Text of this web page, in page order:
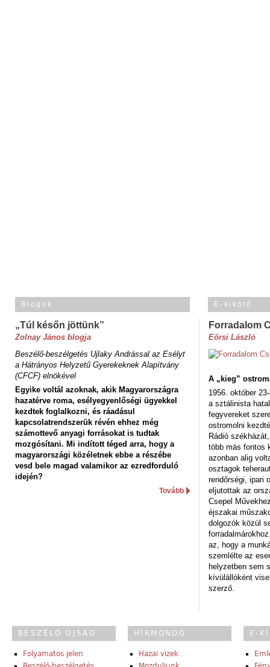
Blogok
„Túl későn jöttünk”
Zolnay János blogja
Beszélő-beszélgetés Ujlaky Andrással az Esélyt
a Hátrányos Helyzetű Gyerekeknek Alapítvány
(CFCF) elnökével
Egyike voltál azoknak, akik Magyarországra
hazatérve roma, esélyegyenlőségi ügyekkel
kezdtek foglalkozni, és ráadásul
kapcsolatrendszerük révén ehhez még
számottevő anyagi forrásokat is tudtak
mozgósítani. Mi indított téged arra, hogy a
magyarországi közéletnek ebbe a részébe
vesd bele magad valamikor az ezredforduló
idején?
Tovább
E-kikötő
Forradalom
Eörsi László
A „kieg”
1956. október
a sztálinista
fegyvereket
ostromolni
Rádió
több más fontos
azonban alig
osztagok
rendőrségi, ipari
eljutottak az
Csepel
éjszakai
dolgozók közül
az, hogy a
szemlélte az
helyzetben sem
kívülállóként
szerző.
BESZÉLŐ ÚJSÁG
Folyamatos jelen
HÍRMONDÓ
Hazai vizek
E-